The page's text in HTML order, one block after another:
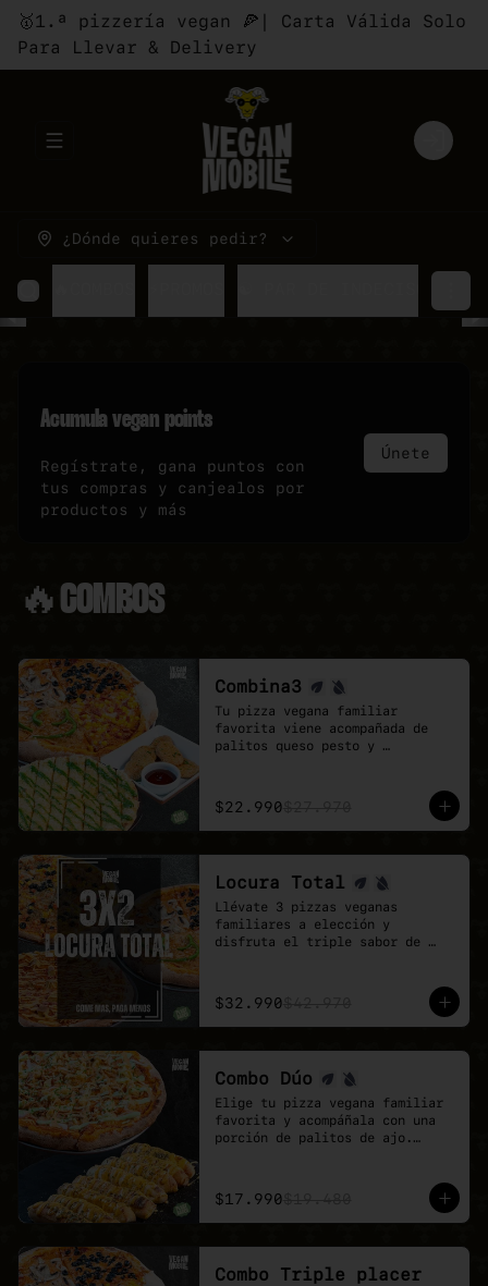
🥇1.ª pizzería vegan 🍕| Carta Válida Solo
Para Llevar & Delivery
Abrir menu de navegación Login
¿Dónde quieres pedir?
Acumulavegan points
Regístrate, gana puntos con
tus compras y canjealos por
productos y más
Únete
🔥COMBOS
Combina3
Tu pizza vegana familiar
favorita viene acompañada de
palitos queso pesto y
contundente y pensada para
quienes buscan mas sabores.
$22.990
Locura Total
Llévate 3 pizzas veganas
familiares a elección y
disfruta el triple sabor de
reuniones de trabajo o fines de
semana con hambre de pizza
vegana.
$32.990
Combo Dúo
Elige tu pizza vegana familiar
favorita y acompáñala con una
porción de palitos de ajo.
disfrutar todo el sabor de
Veganmobile.
$17.990
Combo Triple placer